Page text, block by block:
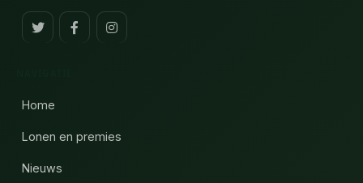
Home
Lonen en premies
Nieuws